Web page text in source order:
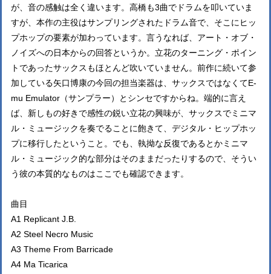
が、音の感触は全く違います。高橋も3曲でドラムを叩いていま
すが、本作の主役はサンプリングされたドラム音で、そこにヒッ
プホップの要素が加わっています。言うなれば、アート・オブ・
ノイズへの日本からの回答というか。立花のターニング・ポイン
トであったサックスもほとんど吹いていません。前作に続いて参
加している矢口博康の今回の担当楽器は、サックスではなくてE-
mu Emulator（サンプラー）とシンセですからね。端的に言え
ば、新しもの好きで感性の鋭い立花の興味が、サックスでミニマ
ル・ミュージックを奏でることに飽きて、デジタル・ヒップホッ
プに移行したということ。でも、執拗な反復であるとかミニマ
ル・ミュージック的な部分はそのままだったりするので、そうい
う彼の本質的なものはここでも確認できます。
曲目
A1 Replicant J.B.
A2 Steel Necro Music
A3 Theme From Barricade
A4 Ma Ticarica